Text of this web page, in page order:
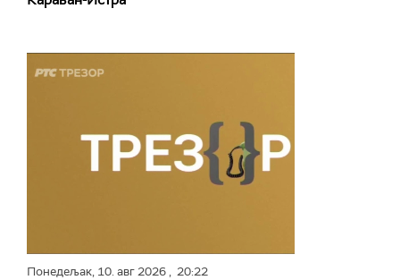
Понедељак, 10. авг 2026, 20:22